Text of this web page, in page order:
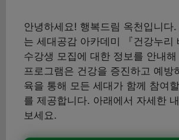
안녕하세요! 행복드림 옥천입니다.
는 세대공감 아카데미 『건강누리
수강생 모집에 대한 정보를 안내
프로그램은 건강을 증진하고 예방
육을 통해 모든 세대가 함께 참여
를 제공합니다. 아래에서 자세한
보세요.